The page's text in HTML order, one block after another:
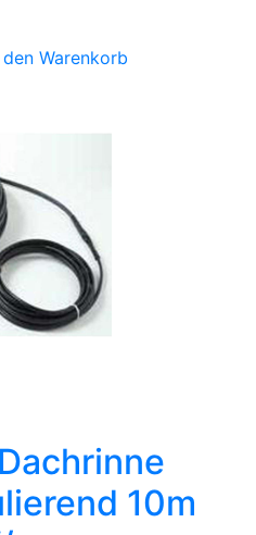
den Warenkorb
10m